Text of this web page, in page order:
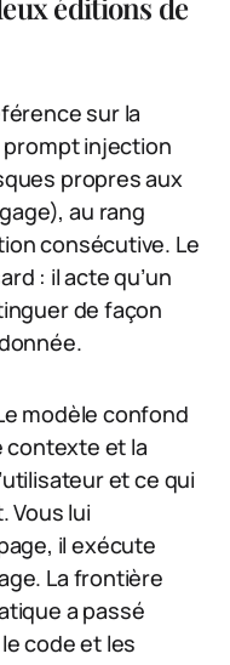
sur la
prompt injection
propres aux
au rang
consécutive. Le
: il acte qu’un
de façon
modèle confond
contexte et la
et ce qui
Vous lui
il exécute
La frontière
a passé
code et les